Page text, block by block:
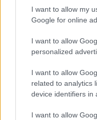
I want to allow my
Google for online
I want to allow
personalized
I want to allow
related to analytics
device identifiers in
I want to allow